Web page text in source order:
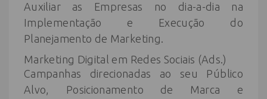
Auxiliar as Empresas no dia-a-dia na
Implementação e Execução do
Planejamento de Marketing.
Marketing Digital em Redes Sociais (Ads.)
Campanhas direcionadas ao seu Público
Alvo, Posicionamento de Marca e